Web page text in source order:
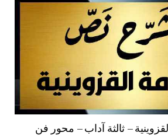
– ثالثة آداب – محور فن